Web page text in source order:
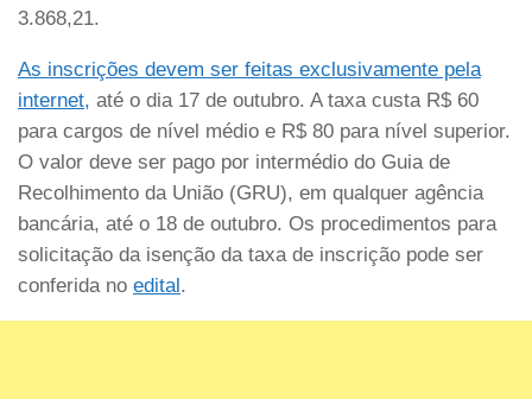
3.868,21.
As inscrições devem ser feitas exclusivamente pela
internet, até o dia 17 de outubro. A taxa custa R$ 60
para cargos de nível médio e R$ 80 para nível superior.
O valor deve ser pago por intermédio do Guia de
Recolhimento da União (GRU), em qualquer agência
bancária, até o 18 de outubro. Os procedimentos para
solicitação da isenção da taxa de inscrição pode ser
conferida no edital.